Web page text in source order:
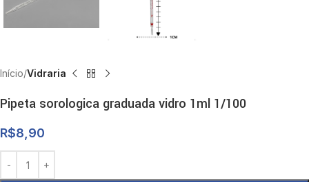
Início Vidraria
Pipeta sorologica graduada vidro 1ml 1/100
R$8,90